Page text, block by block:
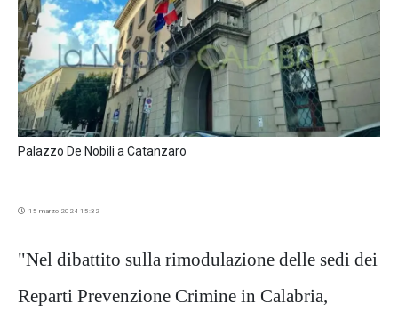
Palazzo De Nobili a Catanzaro
15 marzo 2024 15:32
"Nel dibattito sulla rimodulazione delle sedi dei
Reparti Prevenzione Crimine in Calabria,